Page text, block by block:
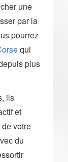
une
par la
pourrez
qui
plus
ils
et
votre
du